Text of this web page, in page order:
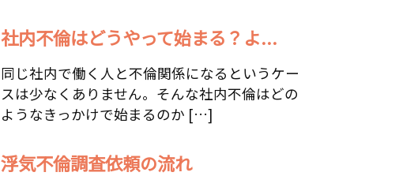
社内不倫はどうやって始まる？よ...
同じ社内で働く人と不倫関係になるというケー
スは少なくありません。そんな社内不倫はどの
ようなきっかけで始まるのか […]
浮気不倫調査依頼の流れ